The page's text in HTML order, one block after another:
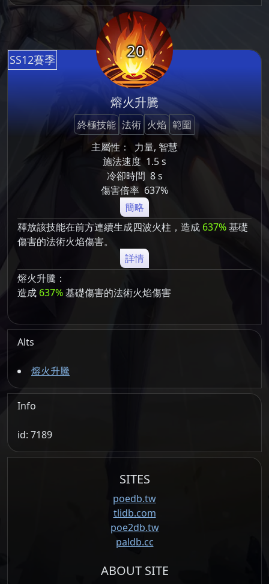
SS12賽季 20
熔火升騰
終極技能 法術 火焰 範圍
主屬性：
力量, 智慧
施法速度 1.5 s
冷卻時間 8 s
傷害倍率 637%
簡略
釋放該技能在前方連續生成四波火柱，造成 637%基礎
傷害的法術火焰傷害。
詳情
熔火升騰：
造成 637%基礎傷害的法術火焰傷害
Alts
熔火升騰
Info
id: 7189
SITES
poedb.tw
tlidb.com
poe2db.tw
paldb.cc
ABOUT SITE